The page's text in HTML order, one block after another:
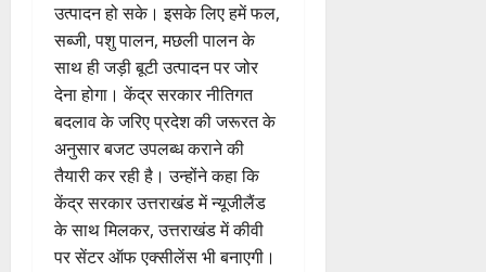
उत्पादन हो सके। इसके लिए हमें फल,
सब्जी, पशु पालन, मछली पालन के
साथ ही जड़ी बूटी उत्पादन पर जोर
देना होगा। केंद्र सरकार नीतिगत
बदलाव के जरिए प्रदेश की जरूरत के
अनुसार बजट उपलब्ध कराने की
तैयारी कर रही है। उन्होंने कहा कि
केंद्र सरकार उत्तराखंड में न्यूजीलैंड
के साथ मिलकर, उत्तराखंड में कीवी
पर सेंटर ऑफ एक्सीलेंस भी बनाएगी।